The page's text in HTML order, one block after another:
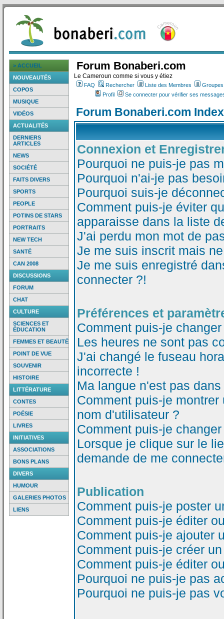
> ACCUEIL
NOUVEAUTÉS
COPOS
MUSIQUE
VIDÉOS
ACTUALITÉS
DERNIERS
ARTICLES
NEWS
SOCIÉTÉ
FAITS DIVERS
SPORTS
PEOPLE
POTINS DE STARS
PORTRAITS
NEW TECH
SANTÉ
CAN 2008
DISCUSSIONS
FORUM
CHAT
CULTURE
SCIENCES ET
ÉDUCATION
FEMMES ET BEAUTÉ
POINT DE VUE
SOUVENIR
HISTOIRE
LITTÉRATURE
CONTES
POÉSIE
LIVRES
INITIATIVES
ASSOCIATIONS
BONS PLANS
DIVERS
HUMOUR
GALERIES PHOTOS
LIENS
Forum Bonaberi.com
Le Cameroun comme si vous y étiez
FAQ Rechercher Liste des Membres
Profil
Se connecter pour vérifier ses
Forum Bonaberi.com
Connexion et
Pourquoi ne puis-je pas
Pourquoi n'ai-je pas
Pourquoi suis-je
Comment puis-je éviter
apparaisse dans la liste
J'ai perdu mon mot de
Je me suis inscrit mais
Je me suis enregistré
connecter ?!
Préférences et
Comment puis-je
Les heures ne sont pas
J'ai changé le fuseau
incorrecte !
Ma langue n'est pas
Comment puis-je
nom d'utilisateur ?
Comment puis-je
Lorsque je clique sur le
demande de me
Publication
Comment puis-je poster
Comment puis-je éditer
Comment puis-je ajouter
Comment puis-je créer
Comment puis-je éditer
Pourquoi ne puis-je pas
Pourquoi ne puis-je pas